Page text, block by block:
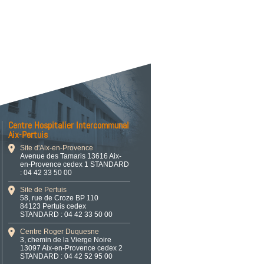
Centre Hospitalier Intercommunal
Aix-Pertuis
Site d'Aix-en-Provence
Avenue des Tamaris 13616 Aix-
en-Provence cedex 1 STANDARD
: 04 42 33 50 00
Site de Pertuis
58, rue de Croze BP 110
84123 Pertuis cedex
STANDARD : 04 42 33 50 00
Centre Roger Duquesne
3, chemin de la Vierge Noire
13097 Aix-en-Provence cedex 2
STANDARD : 04 42 52 95 00